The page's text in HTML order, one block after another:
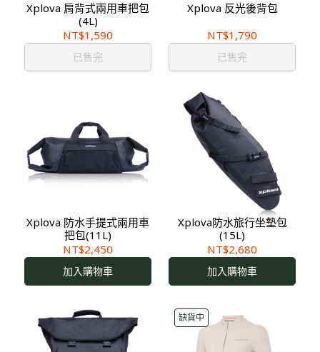
Xplova 肩背式兩用車把包
(4L)
NT$1,590
已售完
Xplova 反光後背包
NT$1,790
已售完
Xplova 防水手提式兩用車
把包(11L)
NT$2,450
加入購物車
Xplova防水旅行坐墊包
(15L)
NT$2,680
加入購物車
缺貨中